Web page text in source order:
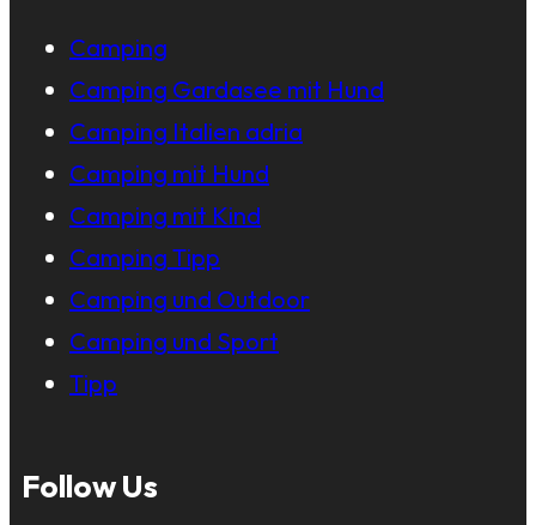
Camping
Camping Gardasee mit Hund
Camping Italien adria
Camping mit Hund
Camping mit Kind
Camping Tipp
Camping und Outdoor
Camping und Sport
Tipp
Follow Us